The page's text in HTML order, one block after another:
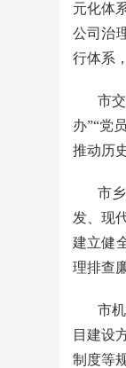
元化体
公司治
行体系
市
办”“党
推动历
市
发、现
建立健
理排查
市
目建设
制度等